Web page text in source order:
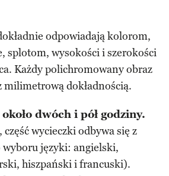
odpowiadają kolorom,
splotom, wysokości i szerokości
Każdy polichromowany obraz
milimetrową dokładnością.
dwóch i pół godziny.
wycieczki odbywa się z
języki: angielski,
hiszpański i francuski).